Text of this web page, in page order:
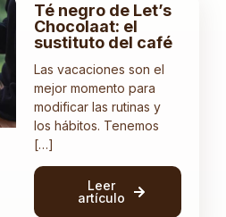
Té negro de Let’s
Chocolaat: el
sustituto del café
Las vacaciones son el
mejor momento para
modificar las rutinas y
los hábitos. Tenemos
[…]
Leer
artículo